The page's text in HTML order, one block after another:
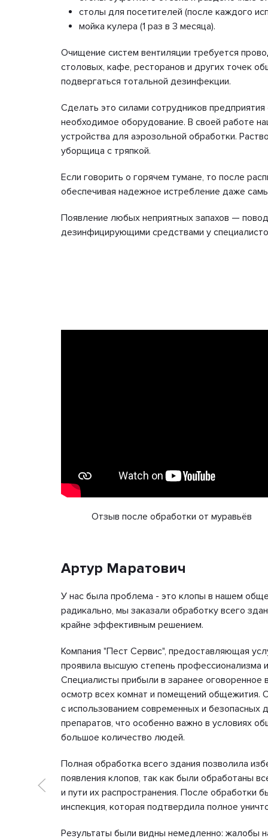
столы для посетителей (после каждого
мойка кулера (1 раз в 3 месяца).
Очищение систем вентиляции требуется
столовых, кафе, ресторанов и других точек
подвергаться тотальной дезинфекции.
Сделать это силами сотрудников
необходимое оборудование. В своей работе
устройства для аэрозольной обработки.
уборщица с тряпкой.
Если говорить о горячем тумане, то после
обеспечивая надежное истребление даже
Появление любых неприятных запахов —
дезинфицирующими средствами у
Отзыв после обработки от муравьёв
Артур Маратович
У нас была проблема - это клопы в нашем
радикально, мы заказали обработку всего
крайне эффективным решением.
Компания "Пест Сервис", предоставляющая
проявила высшую степень профессионализма
Специалисты прибыли в заранее оговоренное
осмотр всех комнат и помещений общежития.
с использованием современных и безопасных
препаратов, что особенно важно в условиях
большое количество людей.
Полная обработка всего здания позволила
появления клопов, так как были обработаны
и пути их распространения. После обработки
инспекция, которая подтвердила полное
Результаты были видны немедленно: жалобы